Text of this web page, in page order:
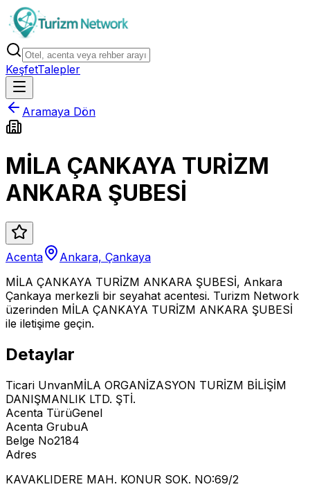
KeşfetTalepler
Aramaya Dön
MİLA ÇANKAYA TURİZM
ANKARA ŞUBESİ
Acenta
Ankara, Çankaya
MİLA ÇANKAYA TURİZM ANKARA ŞUBESİ, Ankara
Çankaya merkezli bir seyahat acentesi. Turizm Network
üzerinden MİLA ÇANKAYA TURİZM ANKARA ŞUBESİ
ile iletişime geçin.
Detaylar
Ticari UnvanMİLA ORGANİZASYON TURİZM BİLİŞİM
DANIŞMANLIK LTD. ŞTİ.
Acenta TürüGenel
Acenta GrubuA
Belge No2184
Adres
KAVAKLIDERE MAH. KONUR SOK. NO:69/2